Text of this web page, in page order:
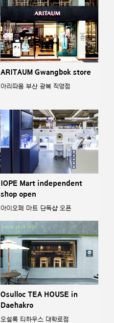
ARITAUM Gwangbok store
아리따움 부산 광복 직영점
IOPE Mart independent
shop open
아이오페 마트 단독샵 오픈
Osulloc TEA HOUSE in
Daehakro
오설록 티하우스 대학로점